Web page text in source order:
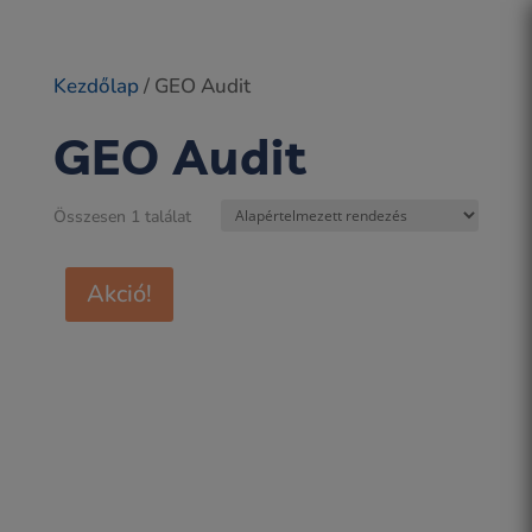
Kezdőlap / GEO Audit
GEO Audit
Összesen 1 találat
Akció!